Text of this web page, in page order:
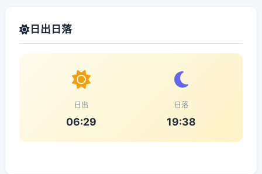
日出日落
日出
06:29
日落
19:38